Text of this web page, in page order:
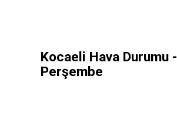
Kocaeli Hava Durumu -
Perşembe